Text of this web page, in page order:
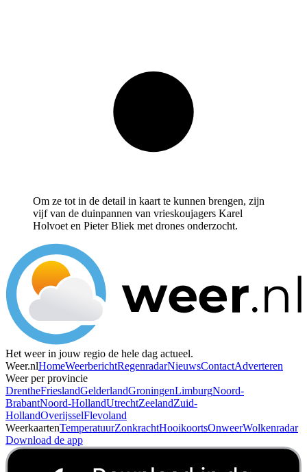
Om ze tot in de detail in kaart te kunnen brengen, zijn
vijf van de duinpannen van vrieskoujagers Karel
Holvoet en Pieter Bliek met drones onderzocht.
Het weer in jouw regio de hele dag actueel.
Weer.nlHomeWeerberichtRegenradarNieuwsContactAdverteren
Weer per provincie
DrentheFrieslandGelderlandGroningenLimburgNoord-
BrabantNoord-HollandUtrechtZeelandZuid-
HollandOverijsselFlevoland
WeerkaartenTemperatuurZonkrachtHooikoortsOnweerWolkenradar
Download de app